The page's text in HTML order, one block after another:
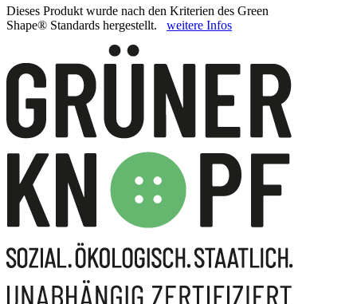
Dieses Produkt wurde nach den Kriterien des Green
Shape® Standards hergestellt. weitere Infos